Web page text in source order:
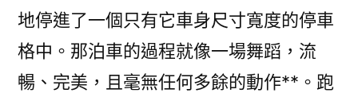
地停進了一個只有它車身尺寸寬度的停車
格中。那泊車的過程就像一場舞蹈，流
暢、完美，且毫無任何多餘的動作**。跑